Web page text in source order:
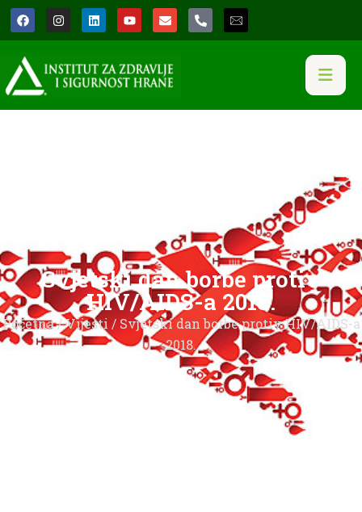
Svjetski dan borbe protiv
HIV/AIDS-a 2018.
Početna/Vijesti/ Svjetski dan borbe protiv HIV/AIDS-a
2018.